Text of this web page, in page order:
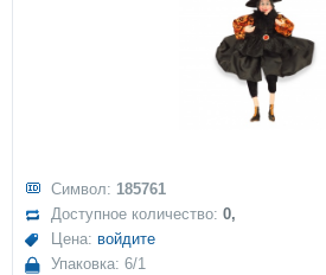
Символ: 185761
Доступное количество:0,
Цена: войдите
Упаковка: 6/1